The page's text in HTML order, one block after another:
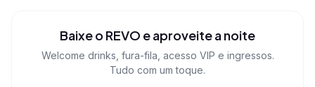
Baixe o REVO e aproveite a noite
Welcome drinks, fura-fila, acesso VIP e ingressos.
Tudo com um toque.